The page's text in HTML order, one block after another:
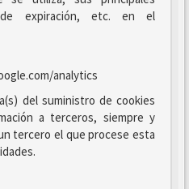
de expiración, etc. en el
analytics
del suministro de cookies
a terceros, siempre y
tercero el que procese esta